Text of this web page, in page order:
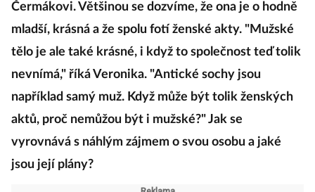
Čermákovi. Většinou se dozvíme, že ona je o hodně
mladší, krásná a že spolu fotí ženské akty. "Mužské
tělo je ale také krásné, i když to společnost teď tolik
nevnímá," říká Veronika. "Antické sochy jsou
například samý muž. Když může být tolik ženských
aktů, proč nemůžou být i mužské?" Jak se
vyrovnává s náhlým zájmem o svou osobu a jaké
jsou její plány?